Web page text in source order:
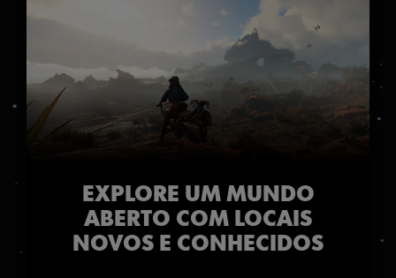
EXPLORE UM MUNDO
ABERTO COM LOCAIS
NOVOS E CONHECIDOS